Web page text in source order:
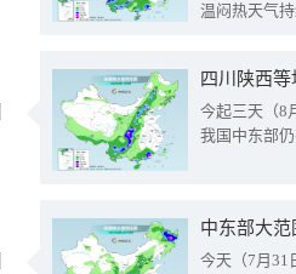
温闷热天气持
今起三天（8
我国中东部
中东部大
今天（7月31